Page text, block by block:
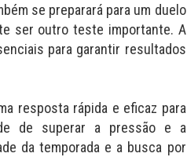
se preparará para um duelo
ser outro teste importante. A
para garantir resultados
resposta rápida e eficaz para
de superar a pressão e a
da temporada e a busca por